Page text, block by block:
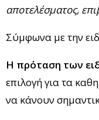
αποτελέσματος,
Σύμφωνα με την
Η πρόταση των
επιλογή για τα
να κάνουν